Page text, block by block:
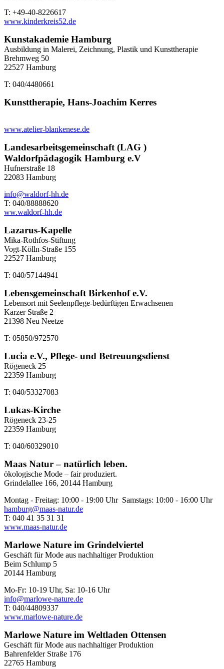
T: +49-40-8226617
www.kinderkreis52.de
Kunstakademie Hamburg
Ausbildung in Malerei, Zeichnung, Plastik und Kunsttherapie
Brehmweg 50
22527 Hamburg
T: 040/4480661
Kunsttherapie, Hans-Joachim Kerres
www.atelier-blankenese.de
Landesarbeitsgemeinschaft (LAG )
Waldorfpädagogik Hamburg e.V
Hufnerstraße 18
22083 Hamburg
info@waldorf-hh.de
T: 040/88888620
ww.waldorf-hh.de
Lazarus-Kapelle
Mika-Rothfos-Stiftung
Vogt-Kölln-Straße 155
22527 Hamburg
T: 040/57144941
Lebensgemeinschaft Birkenhof e.V.
Lebensort mit Seelenpflege-bedürftigen Erwachsenen
Karzer Straße 2
21398 Neu Neetze
T: 05850/972570
Lucia e.V., Pflege- und Betreuungsdienst
Rögeneck 25
22359 Hamburg
T: 040/53327083
Lukas-Kirche
Rögeneck 23-25
22359 Hamburg
T: 040/60329010
Maas Natur – natürlich leben.
ökologische Mode – fair produziert.
Grindelallee 166, 20144 Hamburg
Montag - Freitag: 10:00 - 19:00 Uhr Samstags: 10:00 - 16:00 Uhr
hamburg@maas-natur.de
T: 040 41 35 31 31
www.maas-natur.de
Marlowe Nature im Grindelviertel
Geschäft für Mode aus nachhaltiger Produktion
Beim Schlump 5
20144 Hamburg
Mo-Fr: 10-19 Uhr, Sa: 10-16 Uhr
info@marlowe-nature.de
T: 040/44809337
www.marlowe-nature.de
Marlowe Nature im Weltladen Ottensen
Geschäft für Mode aus nachhaltiger Produktion
Bahrenfelder Straße 176
22765 Hamburg